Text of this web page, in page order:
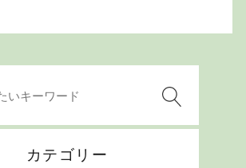
カテゴリー